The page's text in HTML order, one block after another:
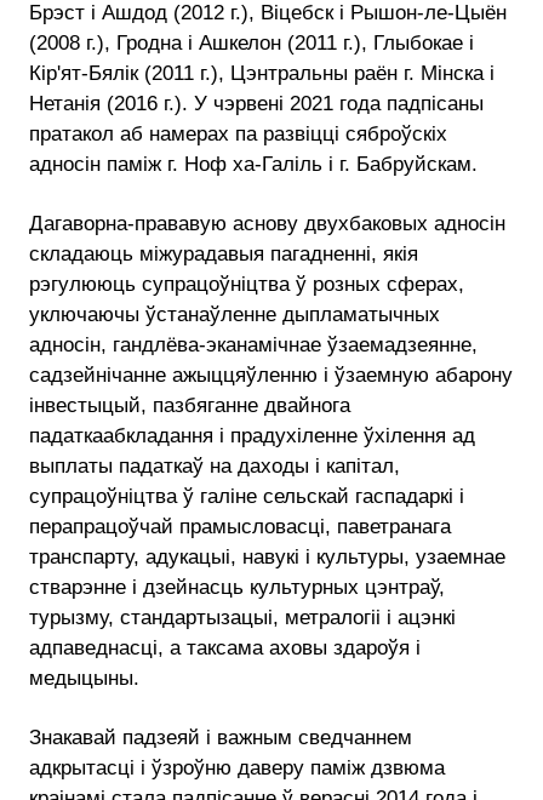
Брэст і Ашдод (2012 г.), Віцебск і Рышон-ле-Цыён
(2008 г.), Гродна і Ашкелон (2011 г.), Глыбокае і
Кір'ят-Бялік (2011 г.), Цэнтральны раён г. Мінска і
Нетанія (2016 г.). У чэрвені 2021 года падпісаны
пратакол аб намерах па развіцці сяброўскіх
адносін паміж г. Ноф ха-Галіль і г. Бабруйскам.
Дагаворна-прававую аснову двухбаковых адносін
складаюць міжурадавыя пагадненні, якія
рэгулююць супрацоўніцтва ў розных сферах,
уключаючы ўстанаўленне дыпламатычных
адносін, гандлёва-эканамічнае ўзаемадзеянне,
садзейнічанне ажыццяўленню і ўзаемную абарону
інвестыцый, пазбяганне двайнога
падаткаабкладання і прадухіленне ўхілення ад
выплаты падаткаў на даходы і капітал,
супрацоўніцтва ў галіне сельскай гаспадаркі і
перапрацоўчай прамысловасці, паветранага
транспарту, адукацыі, навукі і культуры, узаемнае
стварэнне і дзейнасць культурных цэнтраў,
турызму, стандартызацыі, метралогіі і ацэнкі
адпаведнасці, а таксама аховы здароўя і
медыцыны.
Знакавай падзеяй і важным сведчаннем
адкрытасці і ўзроўню даверу паміж дзвюма